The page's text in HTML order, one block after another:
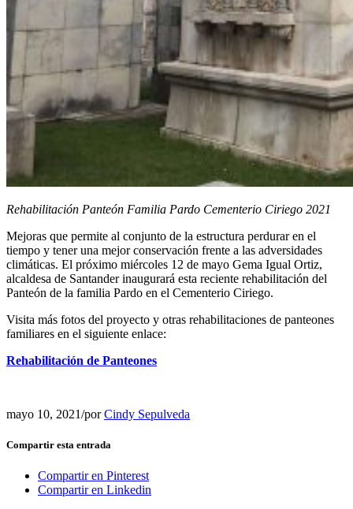
Rehabilitación Panteón Familia Pardo Cementerio Ciriego 2021
Mejoras que permite al conjunto de la estructura perdurar en el
tiempo y tener una mejor conservación frente a las adversidades
climáticas. El próximo miércoles 12 de mayo Gema Igual Ortiz,
alcaldesa de Santander inaugurará esta reciente rehabilitación del
Panteón de la familia Pardo en el Cementerio Ciriego.
Visita más fotos del proyecto y otras rehabilitaciones de panteones
familiares en el siguiente enlace:
Rehabilitación de Panteones
mayo 10, 2021/porCindy Sepulveda
Compartir esta entrada
Compartir en Pinterest
Compartir en Linkedin